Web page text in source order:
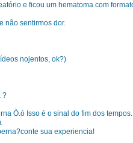
e ficou um hematoma com
não sentirmos dor.
nojentos, ok?)
?
Ò.ó Isso é o sinal do fim dos tempos.
sua experiencia!